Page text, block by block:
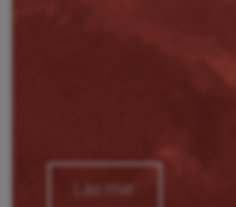
Läs mer